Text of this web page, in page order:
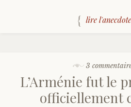
lire l'anecdote
3
L’Arménie fut le
officiellement